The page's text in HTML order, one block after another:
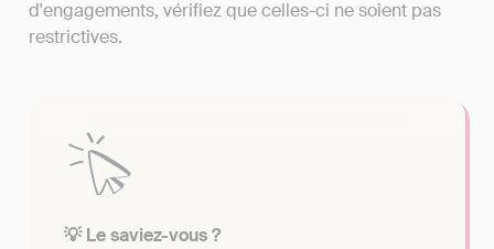
d'engagements, vérifiez que celles-ci ne soient pas
restrictives.
💡 Le saviez-vous ?